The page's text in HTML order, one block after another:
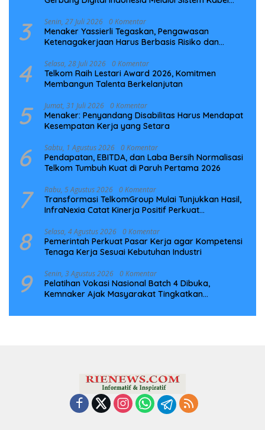
3 Senin, 27 Juli 2026 0 Komentar
Menaker Yassierli Tegaskan, Pengawasan
Ketenagakerjaan Harus Berbasis Risiko dan
4 Selasa, 28 Juli 2026 0 Komentar
Telkom Raih Lestari Award 2026, Komitmen
Membangun Talenta Berkelanjutan
5 Jumat, 31 Juli 2026 0 Komentar
Menaker: Penyandang Disabilitas Harus Mendapat
Kesempatan Kerja yang Setara
6 Sabtu, 1 Agustus 2026 0 Komentar
Pendapatan, EBITDA, dan Laba Bersih Normalisasi
Telkom Tumbuh Kuat di Paruh Pertama 2026
7 Rabu, 5 Agustus 2026 0 Komentar
Transformasi TelkomGroup Mulai Tunjukkan Hasil,
InfraNexia Catat Kinerja Positif Perkuat
8 Selasa, 4 Agustus 2026 0 Komentar
Pemerintah Perkuat Pasar Kerja agar Kompetensi
Tenaga Kerja Sesuai Kebutuhan Industri
9 Senin, 3 Agustus 2026 0 Komentar
Pelatihan Vokasi Nasional Batch 4 Dibuka,
Kemnaker Ajak Masyarakat Tingkatkan